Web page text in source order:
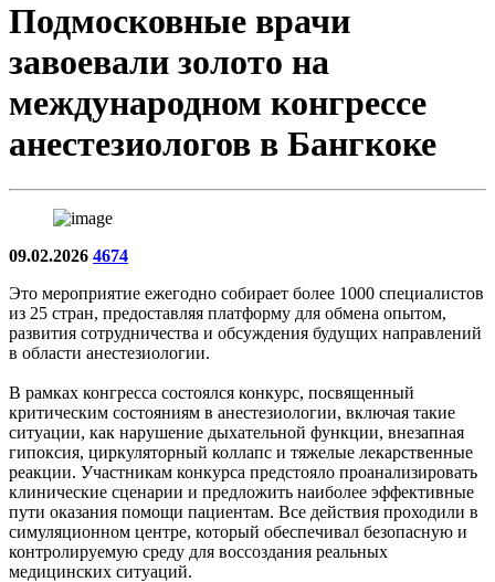
Подмосковные врачи
завоевали золото на
международном конгрессе
анестезиологов в Бангкоке
09.02.2026 4674
Это мероприятие ежегодно собирает более 1000 специалистов
из 25 стран, предоставляя платформу для обмена опытом,
развития сотрудничества и обсуждения будущих направлений
в области анестезиологии.
В рамках конгресса состоялся конкурс, посвященный
критическим состояниям в анестезиологии, включая такие
ситуации, как нарушение дыхательной функции, внезапная
гипоксия, циркуляторный коллапс и тяжелые лекарственные
реакции. Участникам конкурса предстояло проанализировать
клинические сценарии и предложить наиболее эффективные
пути оказания помощи пациентам. Все действия проходили в
симуляционном центре, который обеспечивал безопасную и
контролируемую среду для воссоздания реальных
медицинских ситуаций.